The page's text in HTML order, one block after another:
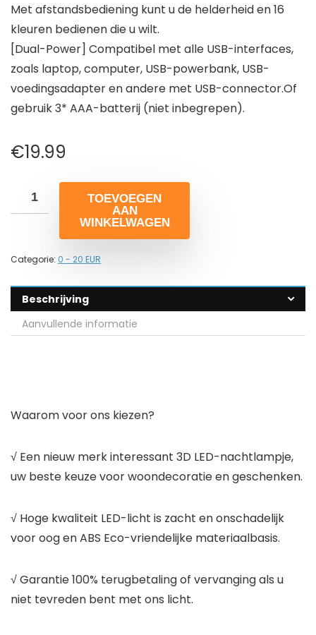
Met afstandsbediening kunt u de helderheid en 16
kleuren bedienen die u wilt.
[Dual-Power] Compatibel met alle USB-interfaces,
zoals laptop, computer, USB-powerbank, USB-
voedingsadapter en andere met USB-connector.Of
gebruik 3* AAA-batterij (niet inbegrepen).
€19.99
TOEVOEGEN
AAN
WINKELWAGEN
Categorie: 0 - 20 EUR
Beschrijving
Aanvullende informatie
Waarom voor ons kiezen?
√ Een nieuw merk interessant 3D LED-nachtlampje,
uw beste keuze voor woondecoratie en geschenken.
√ Hoge kwaliteit LED-licht is zacht en onschadelijk
voor oog en ABS Eco-vriendelijke materiaalbasis.
√ Garantie 100% terugbetaling of vervanging als u
niet tevreden bent met ons licht.